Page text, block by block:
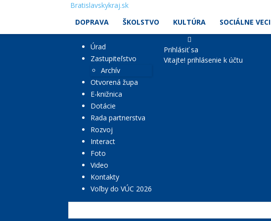
Bratislavskykraj.sk
DOPRAVA
ŠKOLSTVO KULTÚRA SOCIÁLNE VECI
Úrad
Zastupiteľstvo
Archív
Otvorená župa
E-knižnica
Dotácie
Rada partnerstva
Rozvoj
Interact
Foto
Video
Kontakty
Voľby do VÚC 2026
Prihlásiť sa
Vitajte! prihlásenie k účtu